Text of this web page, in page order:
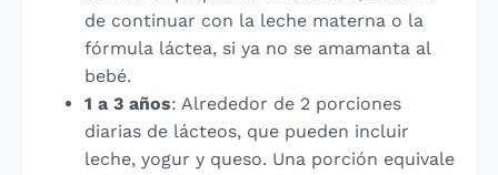
de continuar con la leche materna o la
fórmula láctea, si ya no se amamanta al
bebé.
1 a 3 años: Alrededor de 2 porciones
diarias de lácteos, que pueden incluir
leche, yogur y queso. Una porción equivale